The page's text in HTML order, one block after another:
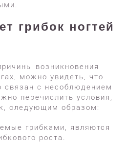
грибок ногтей
возникновения
можно увидеть, что
связан с несоблюдением
перечислить условия,
следующим образом:
грибками, являются
роста.